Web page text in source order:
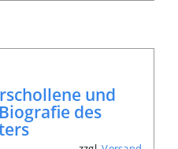
und
des